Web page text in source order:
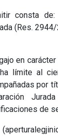
consta
(Res.
en
límite al
por
de